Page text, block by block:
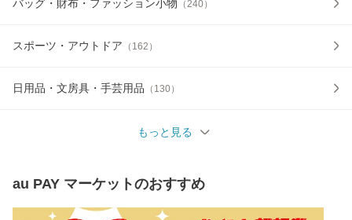
バッグ・財布・ファッション小物 （240）
スポーツ・アウトドア （ 162 ）
日用品・文房具・手芸用品 （ 130）
もっと見る
au PAY マーケットのおすすめ